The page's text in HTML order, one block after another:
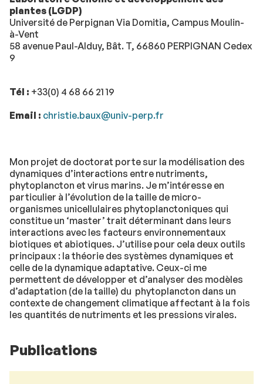
plantes (LGDP)
Université de Perpignan Via Domitia, Campus Moulin-
à-Vent
58 avenue Paul-Alduy, Bât. T, 66860 PERPIGNAN Cedex
9
Tél : +33(0) 4 68 66 21 19
Email : christie.baux@univ-perp.fr
Mon projet de doctorat porte sur la modélisation des
dynamiques d’interactions entre nutriments,
phytoplancton et virus marins. Je m’intéresse en
particulier à l’évolution de la taille de micro-
organismes unicellulaires phytoplanctoniques qui
constitue un ‘master’ trait déterminant dans leurs
interactions avec les facteurs environnementaux
biotiques et abiotiques. J’utilise pour cela deux outils
principaux : la théorie des systèmes dynamiques et
celle de la dynamique adaptative. Ceux-ci me
permettent de développer et d’analyser des modèles
d’adaptation (de la taille) du phytoplancton dans un
contexte de changement climatique affectant à la fois
les quantités de nutriments et les pressions virales.
Publications